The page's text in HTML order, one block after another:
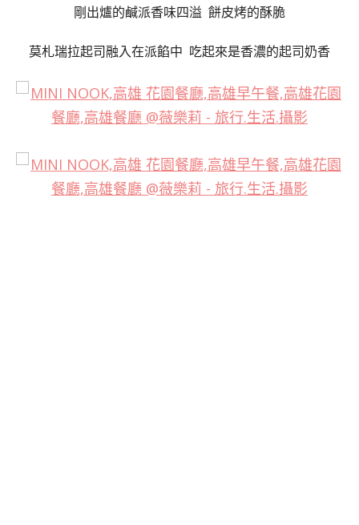
剛出爐的鹹派香味四溢 餅皮烤的酥脆
莫札瑞拉起司融入在派餡中 吃起來是香濃的起司奶香